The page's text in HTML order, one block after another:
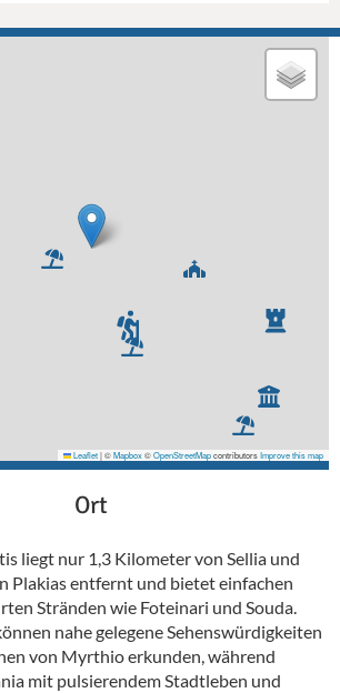
Leaflet|©Mapbox©OpenStreetMapcontributorsImprove this map
Ort
liegt nur 1,3 Kilometer von Sellia und
Plakias entfernt und bietet einfachen
Stränden wie Foteinari und Souda.
nahe gelegene Sehenswürdigkeiten
von Myrthio erkunden, während
mit pulsierendem Stadtleben und